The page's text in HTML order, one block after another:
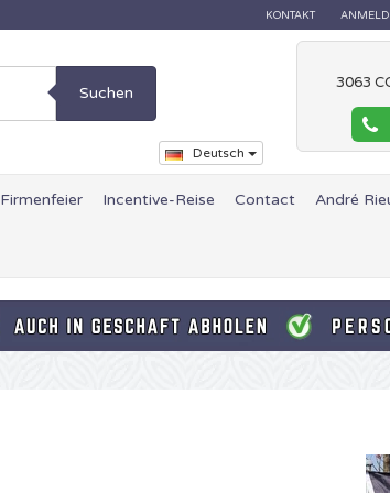
KONTAKT
Suchen
Deutsch
3063
Firmenfeier Incentive-Reise Contact André